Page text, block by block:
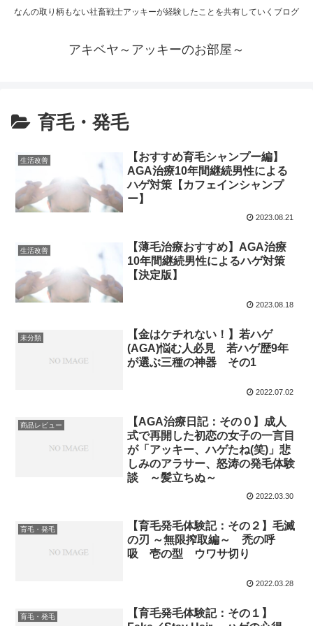
なんの取り柄もない社畜戦士アッキーが経験したことを共有していくブログ
アキベヤ～アッキーのお部屋～
育毛・発毛
生活改善
【おすすめ育毛シャンプー編】
AGA治療10年間継続男性による
ハゲ対策【カフェインシャンプ
ー】
2023.08.21
生活改善
【薄毛治療おすすめ】AGA治療
10年間継続男性によるハゲ対策
【決定版】
2023.08.18
未分類
【金はケチれない！】若ハゲ
(AGA)悩む人必見 若ハゲ歴9年
が選ぶ三種の神器 その1
2022.07.02
商品レビュー
【AGA治療日記：その０】成人
式で再開した初恋の女子の一言目
が「アッキー、ハゲたね(笑)」悲
しみのアラサー、怒涛の発毛体験
談 ～髪立ちぬ～
2022.03.30
育毛・発毛
【育毛発毛体験記：その２】毛滅
の刃 ～無限搾取編～ 禿の呼
吸 壱の型 ウワサ切り
2022.03.28
育毛・発毛
【育毛発毛体験記：その１】